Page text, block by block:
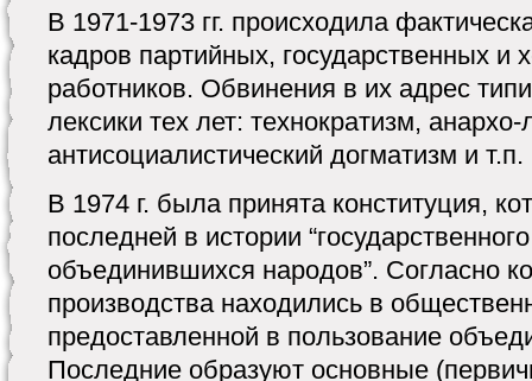
В 1971-1973 гг. происходила
кадров партийных, государственных и
работников. Обвинения в их адрес
лексики тех лет: технократизм,
антисоциалистический догматизм и т.п.
В 1974 г. была принята конституция,
последней в истории
объединившихся народов”. Согласно
производства находились в
предоставленной в пользование
Последние образуют основные